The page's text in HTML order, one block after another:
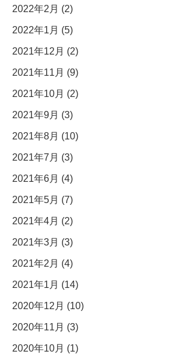
2022年2月 (2)
2022年1月 (5)
2021年12月 (2)
2021年11月 (9)
2021年10月 (2)
2021年9月 (3)
2021年8月 (10)
2021年7月 (3)
2021年6月 (4)
2021年5月 (7)
2021年4月 (2)
2021年3月 (3)
2021年2月 (4)
2021年1月 (14)
2020年12月 (10)
2020年11月 (3)
2020年10月 (1)